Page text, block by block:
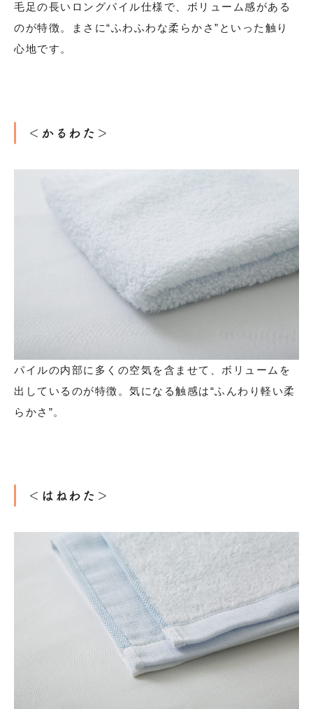
毛足の長いロングパイル仕様で、ボリューム感がある
のが特徴。まさに“ふわふわな柔らかさ”といった触り
心地です。
＜かるわた＞
パイルの内部に多くの空気を含ませて、ボリュームを
出しているのが特徴。気になる触感は“ふんわり軽い柔
らかさ”。
＜はねわた＞